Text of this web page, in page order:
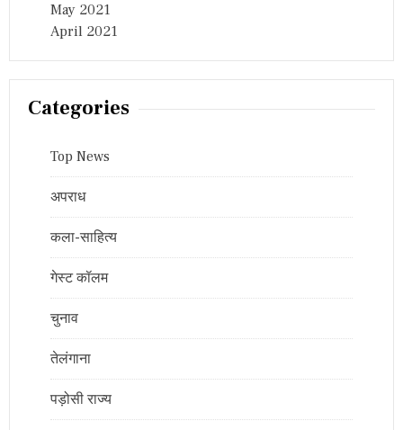
May 2021
April 2021
Categories
Top News
अपराध
कला-साहित्य
गेस्ट कॉलम
चुनाव
तेलंगाना
पड़ोसी राज्य